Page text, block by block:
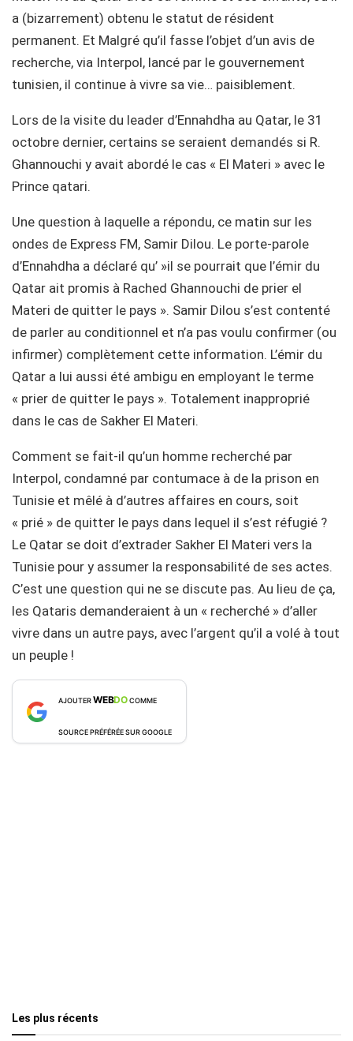
a (bizarrement) obtenu le statut de résident
permanent. Et Malgré qu’il fasse l’objet d’un avis de
recherche, via Interpol, lancé par le gouvernement
tunisien, il continue à vivre sa vie… paisiblement.
Lors de la visite du leader d’Ennahdha au Qatar, le 31
octobre dernier, certains se seraient demandés si R.
Ghannouchi y avait abordé le cas « El Materi » avec le
Prince qatari.
Une question à laquelle a répondu, ce matin sur les
ondes de Express FM, Samir Dilou. Le porte-parole
d’Ennahdha a déclaré qu’ »il se pourrait que l’émir du
Qatar ait promis à Rached Ghannouchi de prier el
Materi de quitter le pays ». Samir Dilou s’est contenté
de parler au conditionnel et n’a pas voulu confirmer (ou
infirmer) complètement cette information. L’émir du
Qatar a lui aussi été ambigu en employant le terme
« prier de quitter le pays ». Totalement inapproprié
dans le cas de Sakher El Materi.
Comment se fait-il qu’un homme recherché par
Interpol, condamné par contumace à de la prison en
Tunisie et mêlé à d’autres affaires en cours, soit
« prié » de quitter le pays dans lequel il s’est réfugié ?
Le Qatar se doit d’extrader Sakher El Materi vers la
Tunisie pour y assumer la responsabilité de ses actes.
C’est une question qui ne se discute pas. Au lieu de ça,
les Qataris demanderaient à un « recherché » d’aller
vivre dans un autre pays, avec l’argent qu’il a volé à tout
un peuple !
AJOUTERWEBDOCOMME
SOURCE PRÉFÉRÉE SUR GOOGLE
Les plus récents